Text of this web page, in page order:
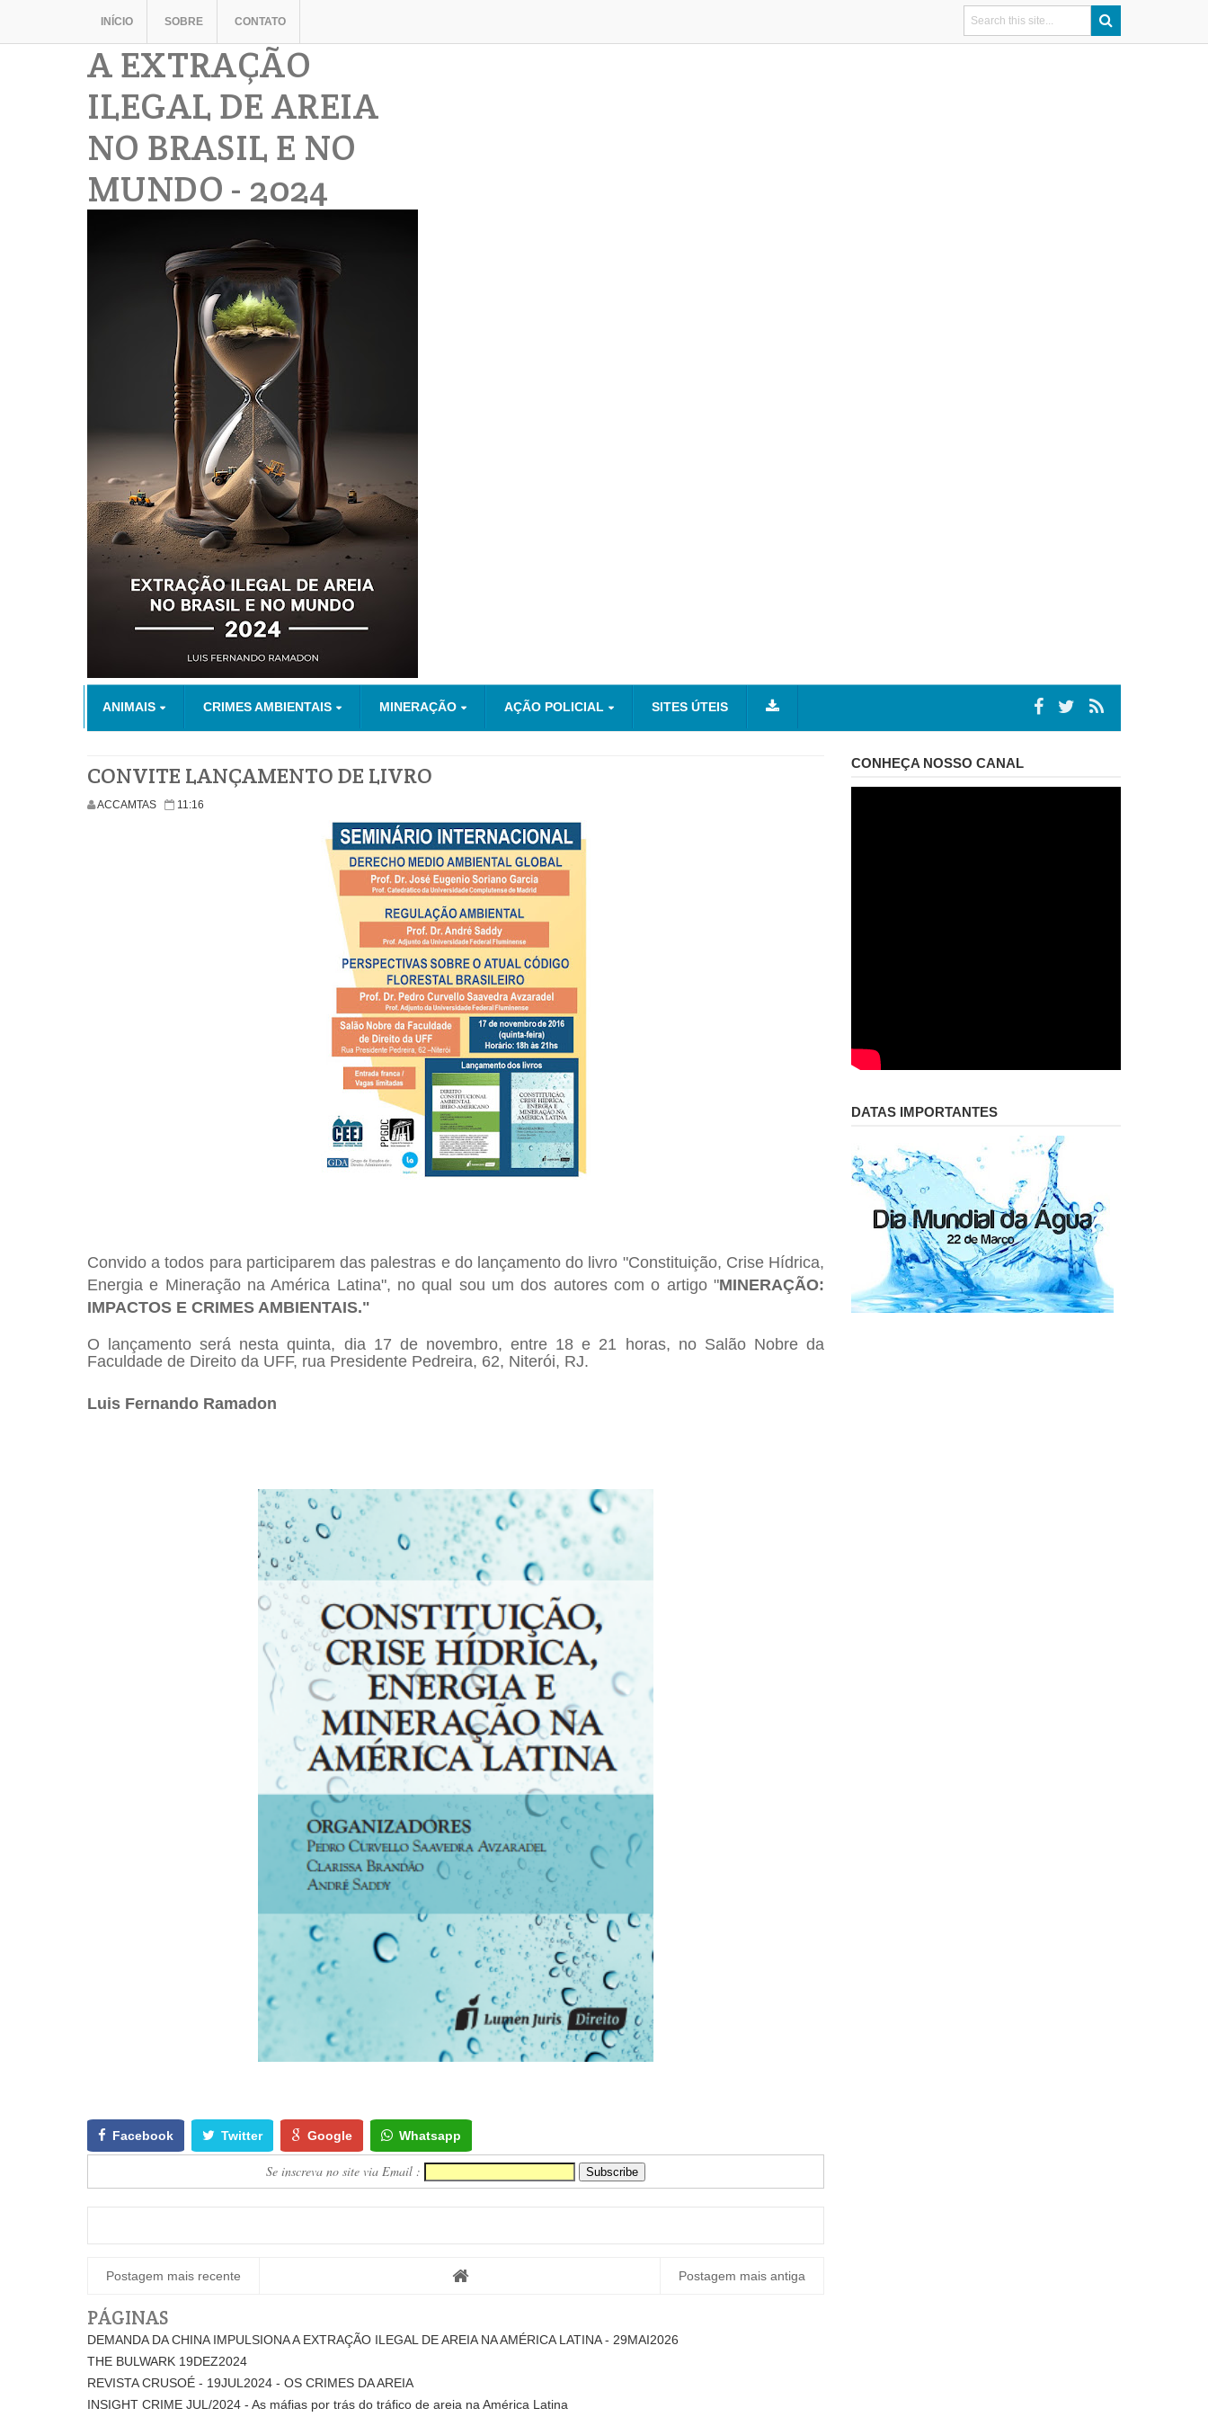
INÍCIO SOBRE CONTATO
A EXTRAÇÃO
ILEGAL DE AREIA
NO BRASIL E NO
MUNDO - 2024
ANIMAIS CRIMES AMBIENTAIS MINERAÇÃO AÇÃO POLICIAL SITES ÚTEIS
CONVITE LANÇAMENTO DE LIVRO
ACCAMTAS 11:16
Convido a todos para participarem das palestras e do lançamento do livro "Constituição, Crise Hídrica,
Energia e Mineração na América Latina", no qual sou um dos autores com o artigo "MINERAÇÃO:
IMPACTOS E CRIMES AMBIENTAIS."
O lançamento será nesta quinta, dia 17 de novembro, entre 18 e 21 horas, no Salão Nobre da
Faculdade de Direito da UFF, rua Presidente Pedreira, 62, Niterói, RJ.
Luis Fernando Ramadon
Facebook Twitter Google Whatsapp
Se inscreva no site via Email :
Postagem mais recente Postagem mais antiga
PÁGINAS
DEMANDA DA CHINA IMPULSIONA A EXTRAÇÃO ILEGAL DE AREIA NA AMÉRICA LATINA - 29MAI2026
THE BULWARK 19DEZ2024
REVISTA CRUSOÉ - 19JUL2024 - OS CRIMES DA AREIA
INSIGHT CRIME JUL/2024 - As máfias por trás do tráfico de areia na América Latina
CONHEÇA NOSSO CANAL
DATAS IMPORTANTES